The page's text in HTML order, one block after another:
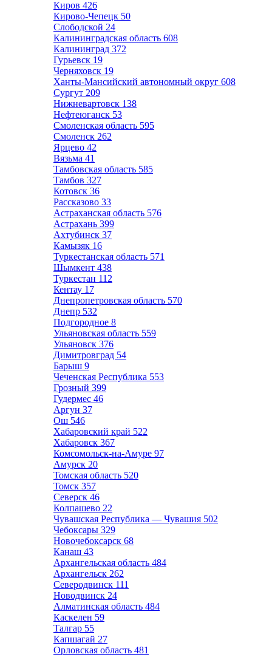
Киров 426
Кирово-Чепецк 50
Слободской 24
Калининградская область 608
Калининград 372
Гурьевск 19
Черняховск 19
Ханты-Мансийский автономный округ 608
Сургут 209
Нижневартовск 138
Нефтеюганск 53
Смоленская область 595
Смоленск 262
Ярцево 42
Вязьма 41
Тамбовская область 585
Тамбов 327
Котовск 36
Рассказово 33
Астраханская область 576
Астрахань 399
Ахтубинск 37
Камызяк 16
Туркестанская область 571
Шымкент 438
Туркестан 112
Кентау 17
Днепропетровская область 570
Днепр 532
Подгородное 8
Ульяновская область 559
Ульяновск 376
Димитровград 54
Барыш 9
Чеченская Республика 553
Грозный 399
Гудермес 46
Аргун 37
Ош 546
Хабаровский край 522
Хабаровск 367
Комсомольск-на-Амуре 97
Амурск 20
Томская область 520
Томск 357
Северск 46
Колпашево 22
Чувашская Республика — Чувашия 502
Чебоксары 329
Новочебоксарск 68
Канаш 43
Архангельская область 484
Архангельск 262
Северодвинск 111
Новодвинск 24
Алматинская область 484
Каскелен 59
Талгар 55
Капшагай 27
Орловская область 481